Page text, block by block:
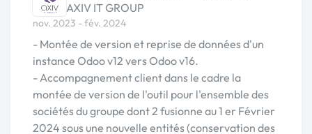
AXIV IT GROUP
nov. 2023 - fév. 2024
- Montée de version et reprise de données d'un
instance Odoo v12 vers Odoo v16.
- Accompagnement client dans le cadre la
montée de version de l'outil pour l'ensemble des
sociétés du groupe dont 2 fusionne au 1 er Février
2024 sous une nouvelle entités (conservation des